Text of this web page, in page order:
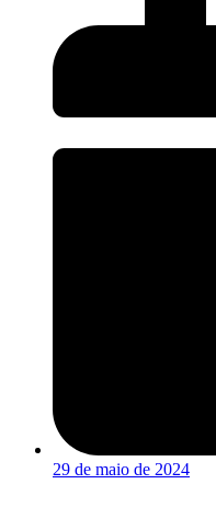
29 de maio de 2024